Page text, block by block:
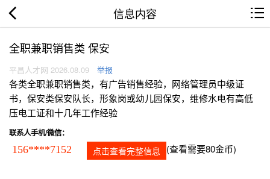
信息内容
全职兼职销售类 保安
平昌人才网 2026.08.09 举报
各类全职兼职销售类，有广告销售经验，网络管理员中级证
书，保安类保安队长，形象岗或幼儿园保安，维修水电有高低
压电工证和十几年工作经验
联系人手机/微信：
156****7152 点击查看完整信息 (查看需要80金币)